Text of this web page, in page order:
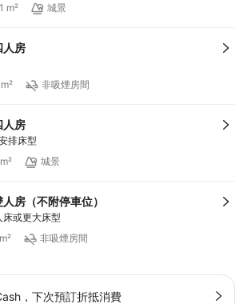
m²
城景
人房
非吸煙房間
人房
排床型
城景
房（不附停車位）
床或更大床型
非吸煙房間
，下次預訂折抵消費